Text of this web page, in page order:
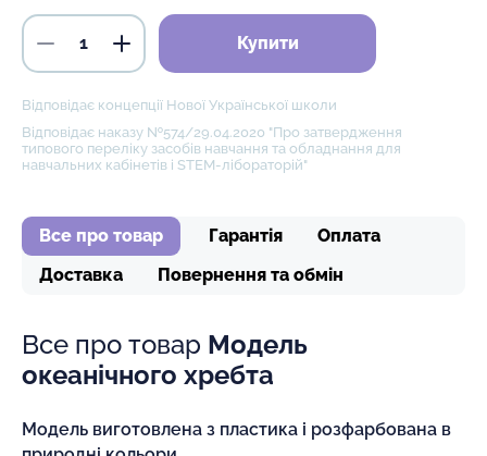
Купити
Відповідає концепції Нової Української школи
Відповідає наказу №574/29.04.2020 "Про затвердження
типового переліку засобів навчання та обладнання для
навчальних кабінетів і STEM-лібораторій"
Все про товар Гарантія
Оплата
Доставка
Повернення та обмін
Все про товар Модель
океанічного хребта
Модель виготовлена з пластика і розфарбована в